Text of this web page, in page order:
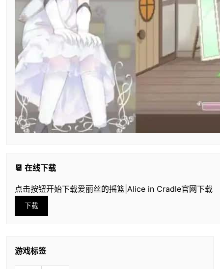
📆 在线下载
点击按钮开始下载爱丽丝的摇篮|Alice in Cradle官网下载
下载
游戏标签